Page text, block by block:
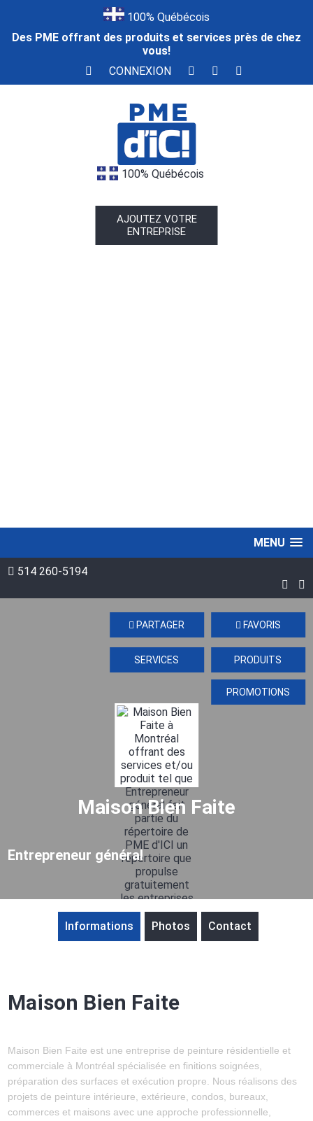
100% Québécois
Des PME offrant des produits et services près de chez
vous!
CONNEXION
100% Québécois
AJOUTEZ VOTRE
ENTREPRISE
MENU
514 260-5194
Maison Bien Faite
Entrepreneur général
FAVORIS
PARTAGER
PRODUITS
SERVICES
PROMOTIONS
Informations Photos Contact
Maison Bien Faite
Maison Bien Faite est une entreprise de peinture résidentielle et
commerciale à Montréal spécialisée en finitions soignées,
préparation des surfaces et exécution propre. Nous réalisons des
projets de peinture intérieure, extérieure, condos, bureaux,
commerces et maisons avec une approche professionnelle,